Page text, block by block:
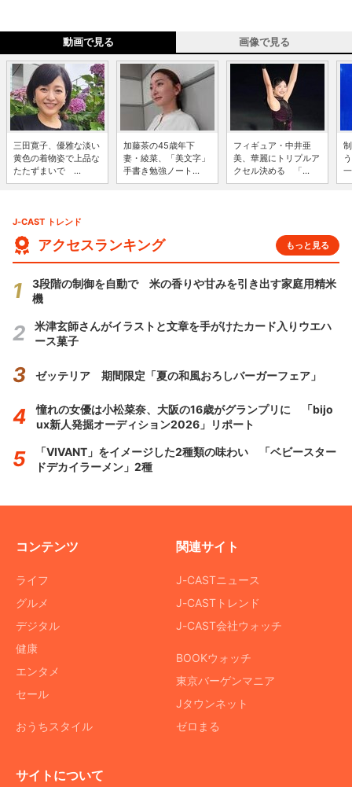
動画で見る 画像で見る
三田寛子、優雅な淡い
黄色の着物姿で上品な
たたずまいで ...
加藤茶の45歳年下
妻・綾菜、「美文字」
手書き勉強ノート...
フィギュア・中井亜
美、華麗にトリプルア
クセル決める 「...
J-CAST トレンド
アクセスランキング もっと見る
3段階の制御を自動で 米の香りや甘みを引き出す家庭用精米
機
米津玄師さんがイラストと文章を手がけたカード入りウエハ
ース菓子
ゼッテリア 期間限定「夏の和風おろしバーガーフェア」
憧れの女優は小松菜奈、大阪の16歳がグランプリに 「bijo
ux新人発掘オーディション2026」リポート
「VIVANT」をイメージした2種類の味わい 「ベビースター
ドデカイラーメン」2種
コンテンツ
ライフ
グルメ
デジタル
健康
エンタメ
セール
おうちスタイル
関連サイト
J-CASTニュース
J-CASTトレンド
J-CAST会社ウォッチ
BOOKウォッチ
東京バーゲンマニア
Jタウンネット
ゼロまる
サイトについて